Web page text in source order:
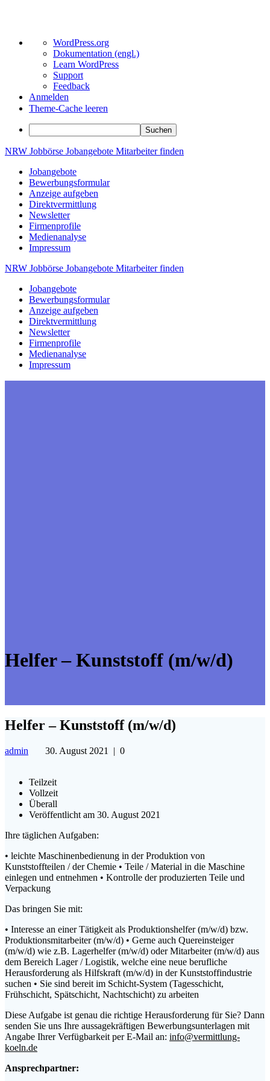
Über
WordPress
WordPress.org
Dokumentation (engl.)
Learn WordPress
Support
Feedback
Anmelden
Theme-Cache leeren
Suchen
Zum
springen
NRW Jobbörse Jobangebote Mitarbeiterfinden
Jobangebote
Bewerbungsformular
Anzeige aufgeben
Direktvermittlung
Newsletter
Firmenprofile
Medienanalyse
Impressum
NRW Jobbörse Jobangebote Mitarbeiterfinden
Jobangebote
Bewerbungsformular
Anzeige aufgeben
Direktvermittlung
Newsletter
Firmenprofile
Medienanalyse
Impressum
Helfer – Kunststoff (m/w/d)
Helfer – Kunststoff (m/w/d)
admin 30. August 2021 | 0
Teilzeit
Vollzeit
Überall
Veröffentlicht am 30. August 2021
Ihre täglichen Aufgaben:
• leichte Maschinenbedienung in der Produktion von
Kunststoffteilen / der Chemie • Teile / Material in die Maschine
einlegen und entnehmen • Kontrolle der produzierten Teile und
Verpackung
Das bringen Sie mit:
• Interesse an einer Tätigkeit als Produktionshelfer (m/w/d) bzw.
Produktionsmitarbeiter (m/w/d) • Gerne auch Quereinsteiger
(m/w/d) wie z.B. Lagerhelfer (m/w/d) oder Mitarbeiter (m/w/d) aus
dem Bereich Lager / Logistik, welche eine neue berufliche
Herausforderung als Hilfskraft (m/w/d) in der Kunststoffindustrie
suchen • Sie sind bereit im Schicht-System (Tagesschicht,
Frühschicht, Spätschicht, Nachtschicht) zu arbeiten
Diese Aufgabe ist genau die richtige Herausforderung für Sie? Dann
senden Sie uns Ihre aussagekräftigen Bewerbungsunterlagen mit
Angabe Ihrer Verfügbarkeit per E-Mail an: info@vermittlung-
koeln.de
Ansprechpartner: